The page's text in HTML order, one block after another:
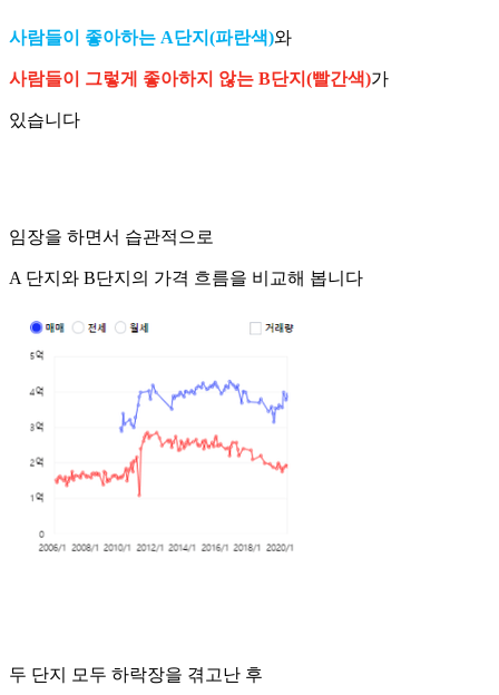
사람들이 좋아하는 A단지(파란색)와
사람들이 그렇게 좋아하지 않는 B단지(빨간색)가
있습니다
임장을 하면서 습관적으로
A 단지와 B단지의 가격 흐름을 비교해 봅니다
두 단지 모두 하락장을 겪고난 후